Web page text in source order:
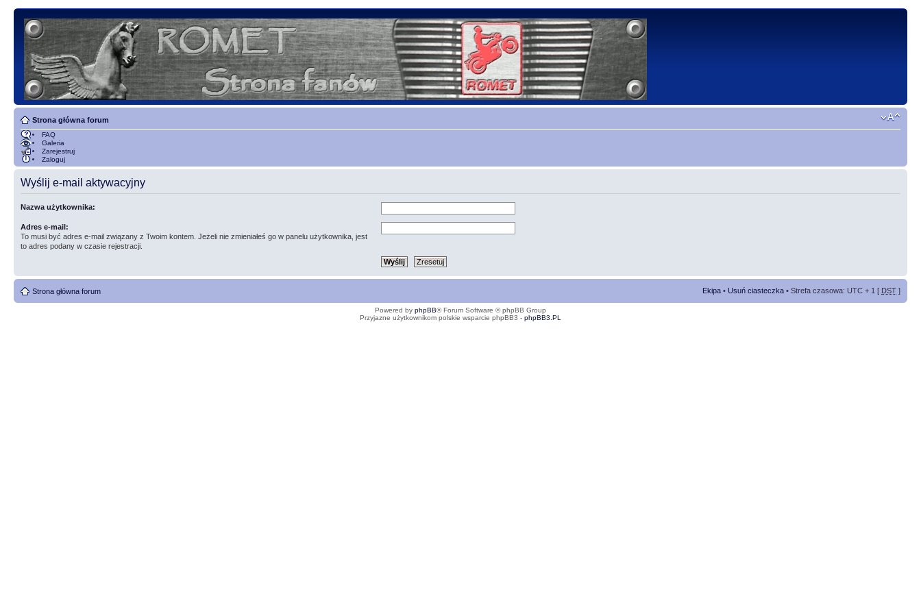
Strona główna forum
FAQ
Galeria
Zarejestruj
Zaloguj
Wyślij e-mail aktywacyjny
Nazwa użytkownika:
Adres e-mail:
To musi być adres e-mail związany z Twoim kontem. Jeżeli nie zmieniałeś go w panelu użytkownika, jest
to adres podany w czasie rejestracji.
Strona główna forum Ekipa • Usuń ciasteczka • Strefa czasowa: UTC + 1 [ DST ]
Powered by phpBB® Forum Software © phpBB Group
Przyjazne użytkownikom polskie wsparcie phpBB3 - phpBB3.PL